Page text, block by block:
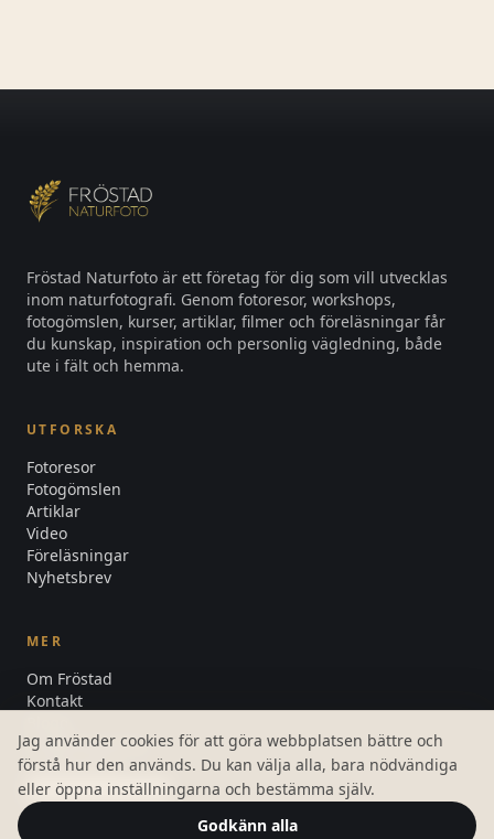
Fröstad Naturfoto är ett företag för dig som vill utvecklas
inom naturfotografi. Genom fotoresor, workshops,
fotogömslen, kurser, artiklar, filmer och föreläsningar får
du kunskap, inspiration och personlig vägledning, både
ute i fält och hemma.
UTFORSKA
Fotoresor
Fotogömslen
Artiklar
Video
Föreläsningar
Nyhetsbrev
MER
Om Fröstad
Kontakt
Integritetspolicy
Cookiepolicy
Cookieinställningar
Jag använder cookies för att göra webbplatsen bättre och
förstå hur den används. Du kan välja alla, bara nödvändiga
eller öppna inställningarna och bestämma själv.
Godkänn alla